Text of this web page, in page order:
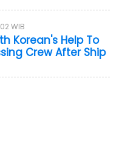
WIB
Korean's Help To
Crew After Ship